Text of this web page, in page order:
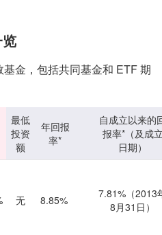
金，包括共同基金和 ETF 期
最低
投资
额
年回报
率*
自成立以来的
报率*（及成
日期）
无 8.85%
7.81%（2013
8月31日）